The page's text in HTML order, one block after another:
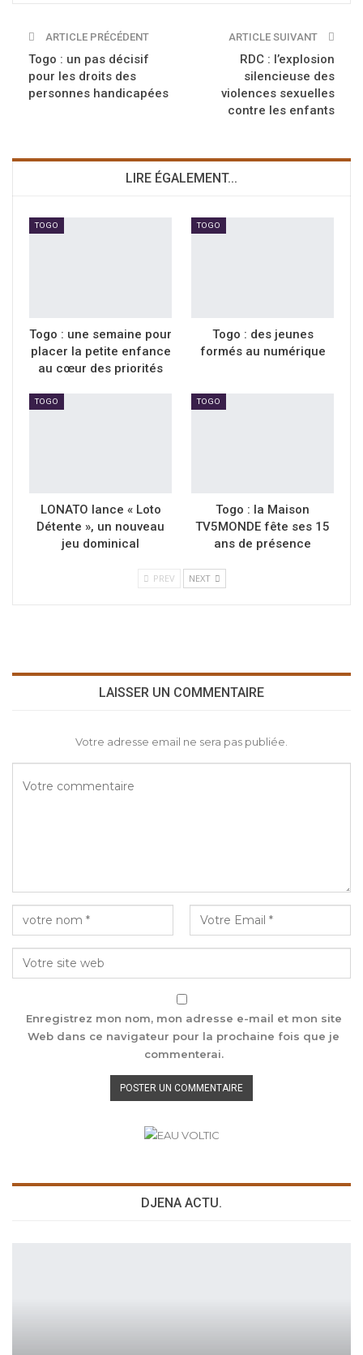
ARTICLE PRÉCÉDENT
Togo : un pas décisif
pour les droits des
personnes handicapées
ARTICLE SUIVANT
RDC : l’explosion
silencieuse des
violences sexuelles
contre les enfants
LIRE ÉGALEMENT...
TOGO
Togo : une semaine pour
placer la petite enfance
au cœur des priorités
TOGO
Togo : des jeunes
formés au numérique
TOGO
LONATO lance « Loto
Détente », un nouveau
jeu dominical
TOGO
Togo : la Maison
TV5MONDE fête ses 15
ans de présence
PREV NEXT
LAISSER UN COMMENTAIRE
Votre adresse email ne sera pas publiée.
Enregistrez mon nom, mon adresse e-mail et mon site
Web dans ce navigateur pour la prochaine fois que je
commenterai.
DJENA ACTU.